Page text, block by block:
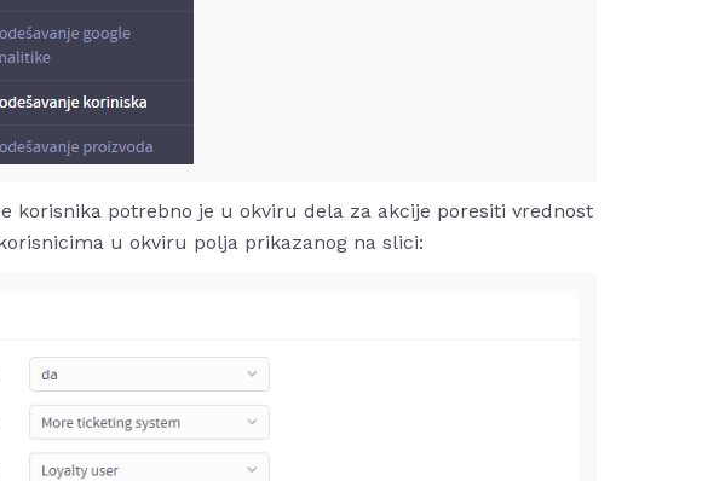
korisnika potrebno je u okviru dela za akcije poresiti vrednost
u okviru polja prikazanog na slici: